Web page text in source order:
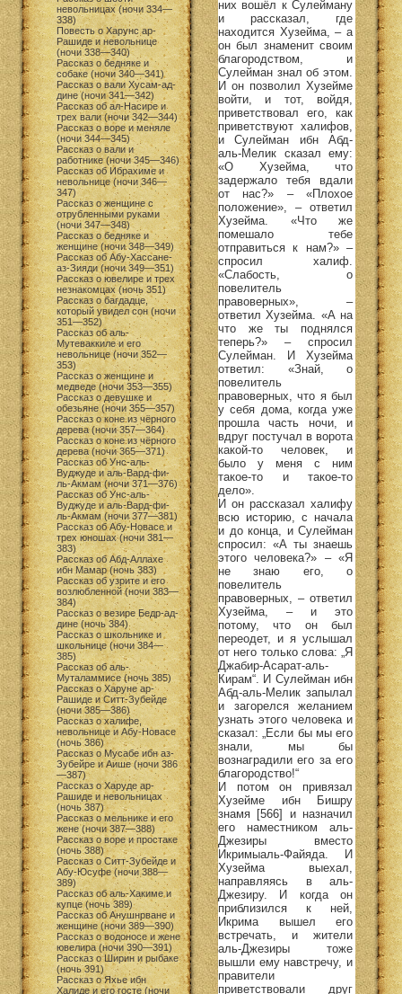
невольницах (ночи 334—
338)
Повесть о Харунс ар-
Рашиде и невольнице
(ночи 338—340)
Рассказ о бедняке и
собаке (ночи 340—341)
Рассказ о вали Хусам-ад-
дине (ночи 341—342)
Рассказ об ал-Насире и
трех вали (ночи 342—344)
Рассказ о воре и меняле
(ночи 344—345)
Рассказ о вали и
работнике (ночи 345—346)
Рассказ об Ибрахиме и
невольнице (ночи 346—
347)
Рассказ о женщине с
отрубленными руками
(ночи 347—348)
Рассказ о бедняке и
женщине (ночи 348—349)
Рассказ об Абу-Хассане-
аз-Зияди (ночи 349—351)
Рассказ о ювелире и трех
незнакомцах (ночь 351)
Рассказ о багдадце,
который увидел сон (ночи
351—352)
Рассказ об аль-
Мутеваккиле и его
невольнице (ночи 352—
353)
Рассказ о женщине и
медведе (ночи 353—355)
Рассказ о девушке и
обезьяне (ночи 355—357)
Рассказ о коне из чёрного
дерева (ночи 357—364)
Рассказ о коне из чёрного
дерева (ночи 365—371)
Рассказ об Унс-аль-
Вуджуде и аль-Вард-фи-
ль-Акмам (ночи 371—376)
Рассказ об Унс-аль-
Вуджуде и аль-Вард-фи-
ль-Акмам (ночи 377—381)
Рассказ об Абу-Новасе и
трех юношах (ночи 381—
383)
Рассказ об Абд-Аллахе
ибн Мамар (ночь 383)
Рассказ об узрите и его
возлюбленной (ночи 383—
384)
Рассказ о везире Бедр-ад-
дине (ночь 384)
Рассказ о школьнике и
школьнице (ночи 384—
385)
Рассказ об аль-
Муталаммисе (ночь 385)
Рассказ о Харуне ар-
Рашиде и Ситт-Зубейде
(ночи 385—386)
Рассказ о халифе,
невольнице и Абу-Новасе
(ночь 386)
Рассказ о Мусабе ибн аз-
Зубейре и Аише (ночи 386
—387)
Рассказ о Харуде ар-
Рашиде и невольницах
(ночь 387)
Рассказ о мельнике и его
жене (ночи 387—388)
Рассказ о воре и простаке
(ночь 388)
Рассказ о Ситт-Зубейде и
Абу-Юсуфе (ночи 388—
389)
Рассказ об аль-Хакиме и
купце (ночь 389)
Рассказ об Анушнрване и
женщине (ночи 389—390)
Рассказ о водоносе и жене
ювелира (ночи 390—391)
Рассказ о Ширин и рыбаке
(ночь 391)
Рассказ о Яхье ибн
Халиде и его госте (ночи
них вошёл к Сулейману
и рассказал, где
находится Хузейма, – а
он был знаменит своим
благородством, и
Сулейман знал об этом.
И он позволил Хузейме
войти, и тот, войдя,
приветствовал его, как
приветствуют халифов,
и Сулейман ибн Абд-
аль-Мелик сказал ему:
«О Хузейма, что
задержало тебя вдали
от нас?» – «Плохое
положение», – ответил
Хузейма. «Что же
помешало тебе
отправиться к нам?» –
спросил халиф.
«Слабость, о
повелитель
правоверных», –
ответил Хузейма. «А на
что же ты поднялся
теперь?» – спросил
Сулейман. И Хузейма
ответил: «Знай, о
повелитель
правоверных, что я был
у себя дома, когда уже
прошла часть ночи, и
вдруг постучал в ворота
какой-то человек, и
было у меня с ним
такое-то и такое-то
дело».
И он рассказал халифу
всю историю, с начала
и до конца, и Сулейман
спросил: «А ты знаешь
этого человека?» – «Я
не знаю его, о
повелитель
правоверных, – ответил
Хузейма, – и это
потому, что он был
переодет, и я услышал
от него только слова: „Я
Джабир-Асарат-аль-
Кирам“. И Сулейман ибн
Абд-аль-Мелик запылал
и загорелся желанием
узнать этого человека и
сказал: „Если бы мы его
знали, мы бы
вознаградили его за его
благородство!“
И потом он привязал
Хузейме ибн Бишру
знамя [566] и назначил
его наместником аль-
Джезиры вместо
Икримыаль-Файяда. И
Хузейма выехал,
направляясь в аль-
Джезиру. И когда он
приблизился к ней,
Икрима вышел его
встречать, и жители
аль-Джезиры тоже
вышли ему навстречу, и
правители
приветствовали друг